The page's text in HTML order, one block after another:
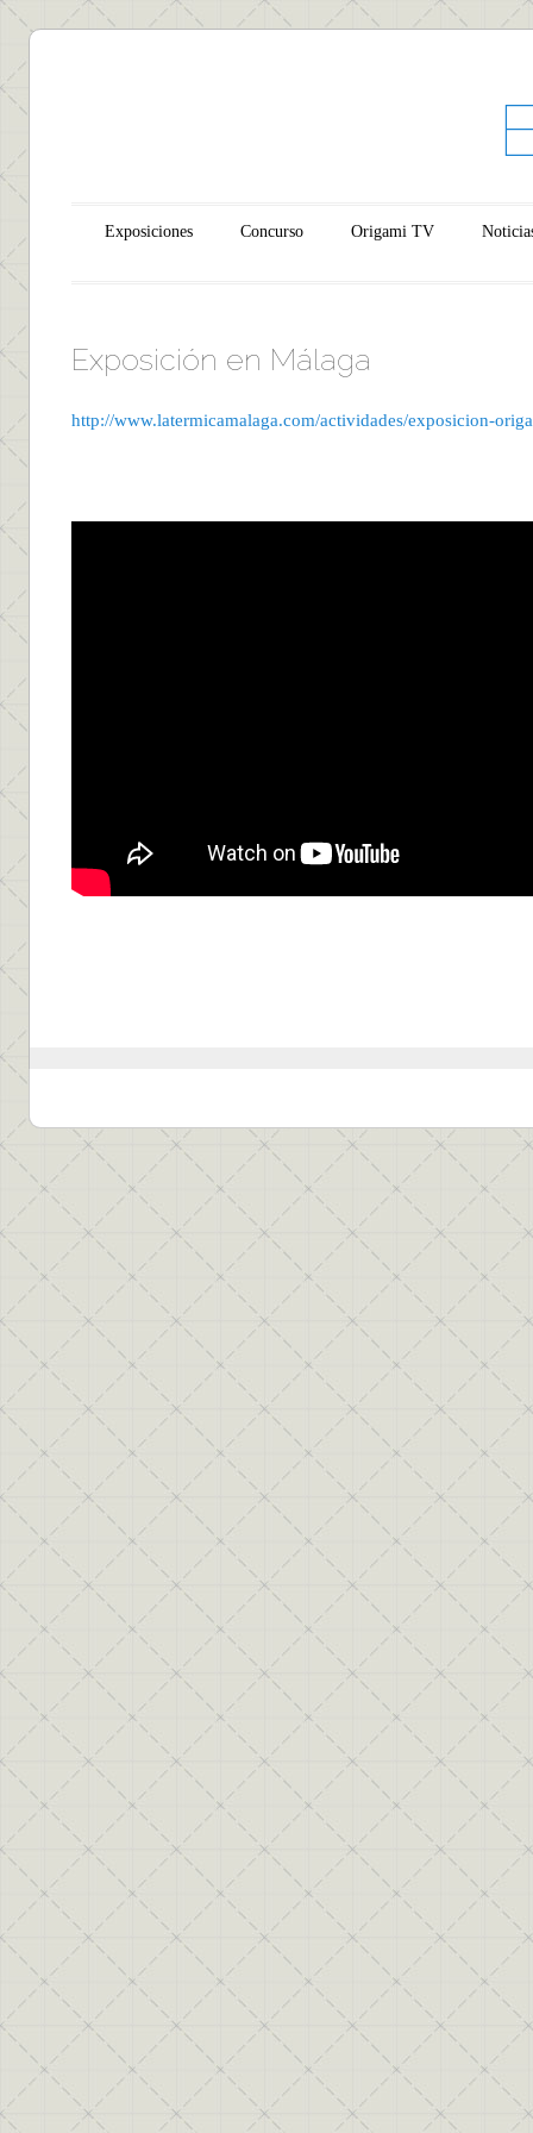
Main menu
Skip to content
Exposiciones Concurso Origami TV
Exposición en Málaga
http://www.latermicamalaga.com/actividades/exposicion-